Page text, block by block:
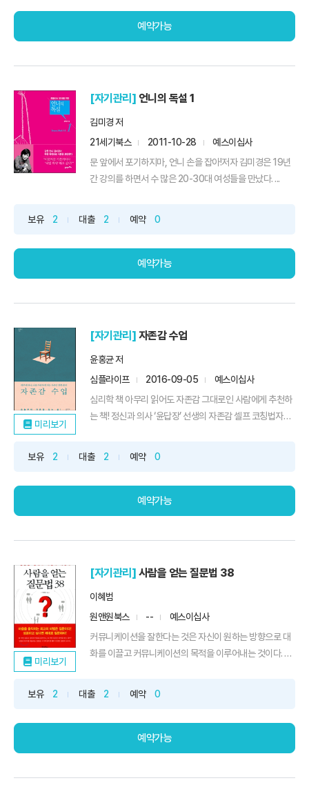
예약가능
[자기관리] 언니의 독설 1
김미경 저
21세기북스
2011-10-28
예스이십사
문 앞에서 포기하지마, 언니 손을 잡아!저자 김미경은 19년
간 강의를 하면서 수 많은 20-30대 여성들을 만났다. ...
보유 2 대출 2 예약 0
예약가능
미리보기
[자기관리] 자존감 수업
윤홍균 저
심플라이프
2016-09-05
예스이십사
심리학 책 아무리 읽어도 자존감 그대로인 사람에게 추천하
는 책! 정신과 의사 ‘윤답장’ 선생의 자존감 셀프 코칭법자
보유 2 대출 2 예약 0
예약가능
미리보기
[자기관리] 사람을 얻는 질문법 38
이혜범
원앤원북스
--
예스이십사
커뮤니케이션을 잘한다는 것은 자신이 원하는 방향으로 대
화를 이끌고 커뮤니케이션의 목적을 이루어내는 것이다. 상
보유 2 대출 2 예약 0
예약가능